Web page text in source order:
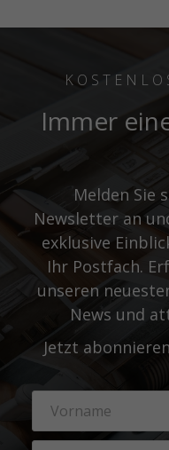
Immer
Melden Sie
Newsletter an
exklusive
Ihr Postfach.
unseren
News und
Jetzt